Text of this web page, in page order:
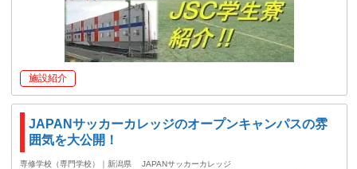
施設紹介
JAPANサッカーカレッジのオープンキャンパスの雰
囲気を大公開！
専修学校（専門学校）｜新潟県 JAPANサッカーカレッジ